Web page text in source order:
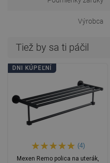
Výrobca
Tiež by sa ti páčil
DNI KÚPEĽNÍ
(4)
Mexen Remo polica na uterák,